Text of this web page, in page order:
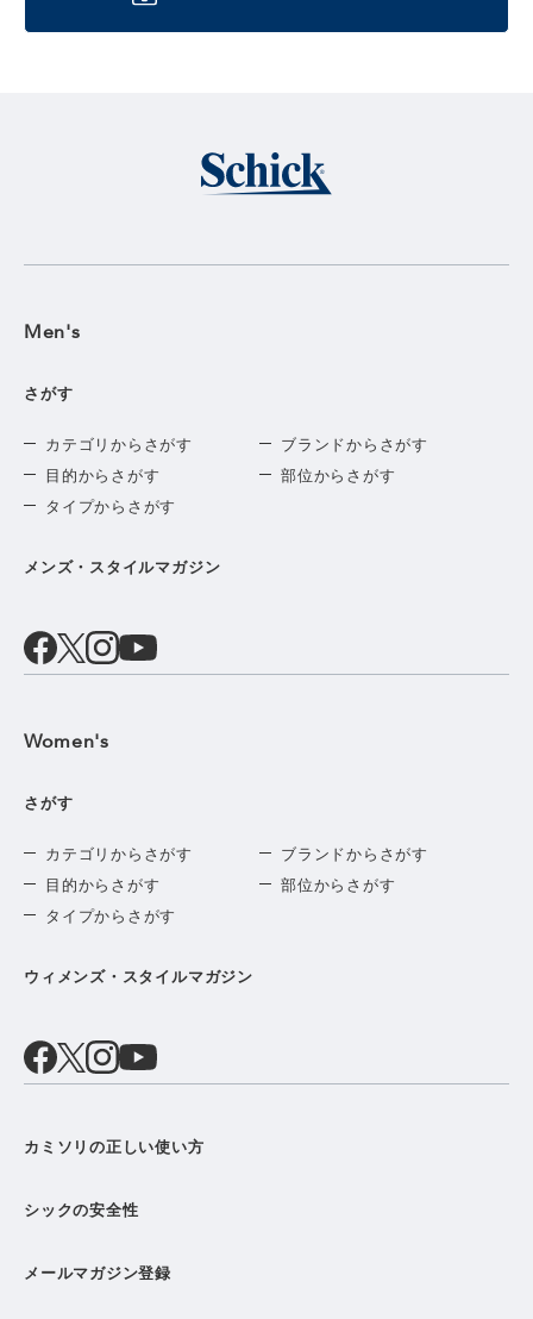
Men's
さがす
カテゴリからさがす
ブランドからさがす
目的からさがす
部位からさがす
タイプからさがす
メンズ・スタイルマガジン
Women's
さがす
カテゴリからさがす
ブランドからさがす
目的からさがす
部位からさがす
タイプからさがす
ウィメンズ・スタイルマガジン
カミソリの正しい使い方
シックの安全性
メールマガジン登録